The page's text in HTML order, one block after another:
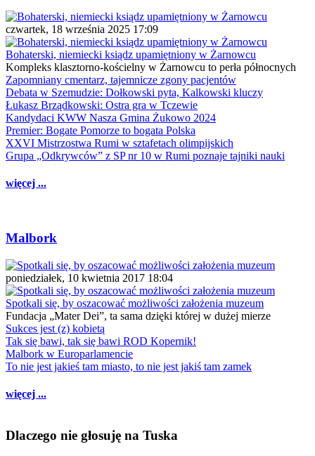
czwartek, 18 września 2025 17:09
Bohaterski, niemiecki ksiądz upamiętniony w Żarnowcu
Kompleks klasztorno-kościelny w Żarnowcu to perła północnych
Zapomniany cmentarz, tajemnicze zgony pacjentów
Debata w Szemudzie: Dołkowski pyta, Kalkowski kluczy
Łukasz Brządkowski: Ostra gra w Tczewie
Kandydaci KWW Nasza Gmina Żukowo 2024
Premier: Bogate Pomorze to bogata Polska
XXVI Mistrzostwa Rumi w sztafetach olimpijskich
Grupa „Odkrywców” z SP nr 10 w Rumi poznaje tajniki nauki
więcej ...
Malbork
poniedziałek, 10 kwietnia 2017 18:04
Spotkali się, by oszacować możliwości założenia muzeum
Fundacja „Mater Dei”, ta sama dzięki której w dużej mierze
Sukces jest (z) kobietą
Tak się bawi, tak się bawi ROD Kopernik!
Malbork w Europarlamencie
To nie jest jakieś tam miasto, to nie jest jakiś tam zamek
więcej ...
Dlaczego nie głosuję na Tuska